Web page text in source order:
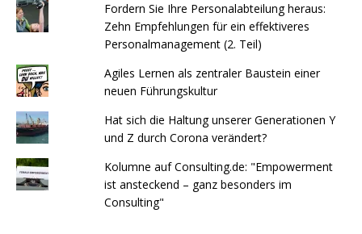
Fordern Sie Ihre Personalabteilung heraus:
Zehn Empfehlungen für ein effektiveres
Personalmanagement (2. Teil)
Agiles Lernen als zentraler Baustein einer
neuen Führungskultur
Hat sich die Haltung unserer Generationen Y
und Z durch Corona verändert?
Kolumne auf Consulting.de: "Empowerment
ist ansteckend – ganz besonders im
Consulting"